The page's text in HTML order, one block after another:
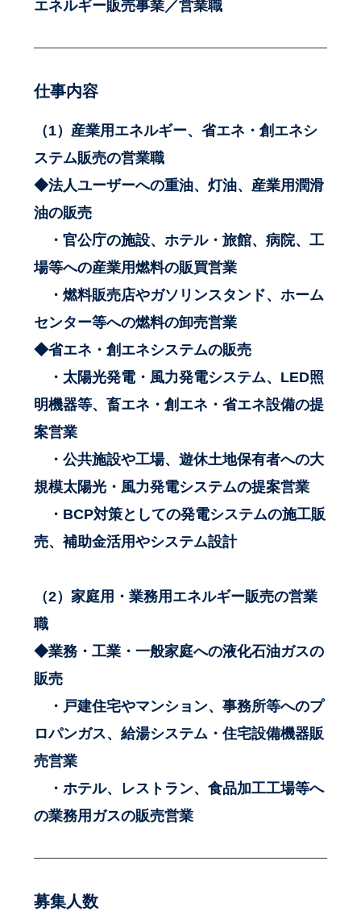
エネルギー販売事業／営業職
仕事内容
（1）産業用エネルギー、省エネ・創エネシ
ステム販売の営業職
◆法人ユーザーへの重油、灯油、産業用潤滑
油の販売
・官公庁の施設、ホテル・旅館、病院、工
場等への産業用燃料の販買営業
・燃料販売店やガソリンスタンド、ホーム
センター等への燃料の卸売営業
◆省エネ・創エネシステムの販売
・太陽光発電・風力発電システム、LED照
明機器等、畜エネ・創エネ・省エネ設備の提
案営業
・公共施設や工場、遊休土地保有者への大
規模太陽光・風力発電システムの提案営業
・BCP対策としての発電システムの施工販
売、補助金活用やシステム設計
（2）家庭用・業務用エネルギー販売の営業
職
◆業務・工業・一般家庭への液化石油ガスの
販売
・戸建住宅やマンション、事務所等へのプ
ロパンガス、給湯システム・住宅設備機器販
売営業
・ホテル、レストラン、食品加工工場等へ
の業務用ガスの販売営業
募集人数